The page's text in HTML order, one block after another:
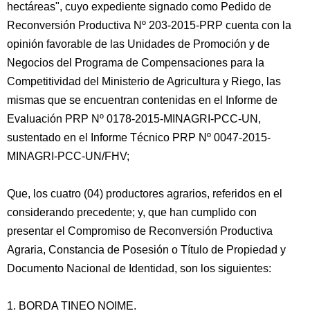
hectáreas", cuyo expediente signado como Pedido de
Reconversión Productiva Nº 203-2015-PRP cuenta con la
opinión favorable de las Unidades de Promoción y de
Negocios del Programa de Compensaciones para la
Competitividad del Ministerio de Agricultura y Riego, las
mismas que se encuentran contenidas en el Informe de
Evaluación PRP Nº 0178-2015-MINAGRI-PCC-UN,
sustentado en el Informe Técnico PRP Nº 0047-2015-
MINAGRI-PCC-UN/FHV;
Que, los cuatro (04) productores agrarios, referidos en el
considerando precedente; y, que han cumplido con
presentar el Compromiso de Reconversión Productiva
Agraria, Constancia de Posesión o Título de Propiedad y
Documento Nacional de Identidad, son los siguientes:
1. BORDA TINEO NOIME.